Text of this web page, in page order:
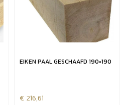
EIKEN PAAL GESCHAAFD 190×190
€ 216,61